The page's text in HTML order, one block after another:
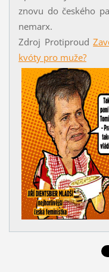
znovu do českého
nemarx.
Zdroj Protiproud
kvóty pro muže?